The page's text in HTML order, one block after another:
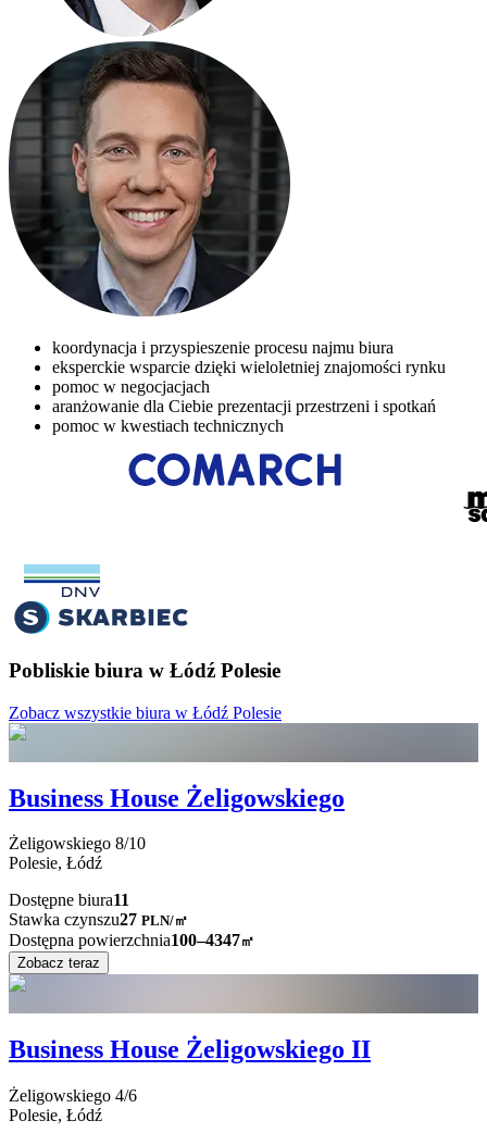
koordynacja i przyspieszenie procesu najmu biura
eksperckie wsparcie dzięki wieloletniej znajomości rynku
pomoc w negocjacjach
aranżowanie dla Ciebie prezentacji przestrzeni i spotkań
pomoc w kwestiach technicznych
Pobliskie biura w Łódź Polesie
Zobacz wszystkie biura w Łódź Polesie
Business House Żeligowskiego
Żeligowskiego 8/10
Polesie, Łódź
Dostępne biura11
Stawka czynszu27 PLN/㎡
Dostępna powierzchnia100–4347㎡
Zobacz teraz
Business House Żeligowskiego II
Żeligowskiego 4/6
Polesie, Łódź